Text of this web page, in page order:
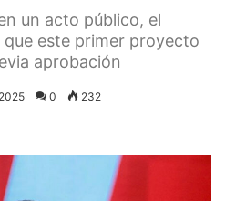
un acto público, el
este primer proyecto
aprobación
0 232